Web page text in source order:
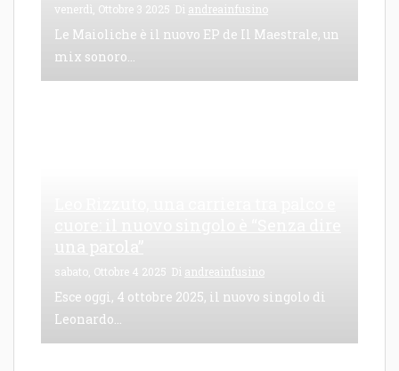
venerdì, Ottobre 3 2025 Di andreainfusino
Le Maioliche è il nuovo EP de Il Maestrale, un
mix sonoro...
sabato, Ottobre 4 2025 Di andreainfusino
Esce oggi, 4 ottobre 2025, il nuovo singolo di
Leonardo...